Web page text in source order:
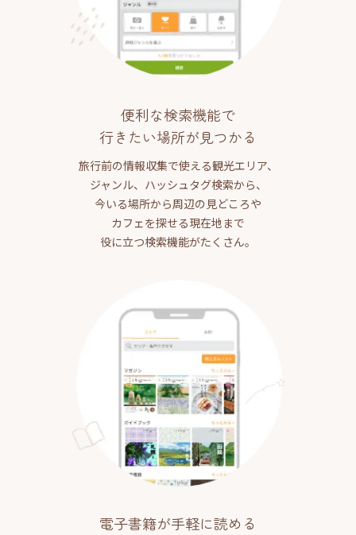
便利な検索機能で
行きたい場所が見つかる
旅行前の情報収集で使える観光エリア、
ジャンル、ハッシュタグ検索から、
今いる場所から周辺の見どころや
カフェを探せる現在地まで
役に立つ検索機能がたくさん。
電子書籍が手軽に読める